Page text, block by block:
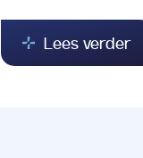
Lees verder